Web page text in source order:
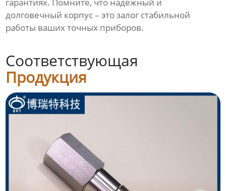
гарантиях. Помните, что надежный и
долговечный корпус – это залог стабильной
работы ваших точных приборов.
Соответствующая
Продукция